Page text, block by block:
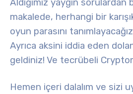
Aldığımız yaygın
makalede, herhangi bir
oyun parasını
Ayrıca aksini iddia eden
geldiniz! Ve tecrübeli
Hemen içeri dalalım ve sizi